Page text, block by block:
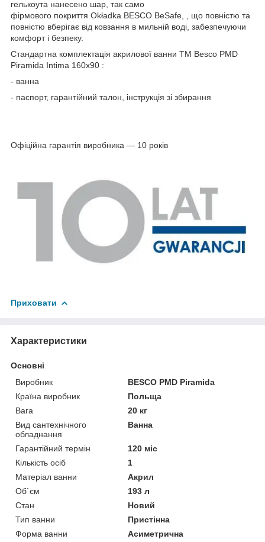
гелькоута нанесено шар, так само
фірмового покриття Okładka BESCO BeSafe, , що повністю та
повністю вберігає від ковзання в мильній воді, забезпечуючи
комфорт і безпеку.
Стандартна комплектація акрилової ванни ТМ Besco PMD
Piramida Intima 160х90 :
- ванна
- паспорт, гарантійний талон, інструкція зі збирання
Офіційна гарантія виробника — 10 років
Приховати
Характеристики
Основні
Виробник
BESCO PMD Piramida
Країна виробник
Польща
Вага
20 кг
Вид сантехнічного
обладнання
Ванна
Гарантійний термін
120 міс
Кількість осіб
1
Матеріал ванни
Акрил
Об`єм
193 л
Стан
Новий
Тип ванни
Пристінна
Форма ванни
Асиметрична